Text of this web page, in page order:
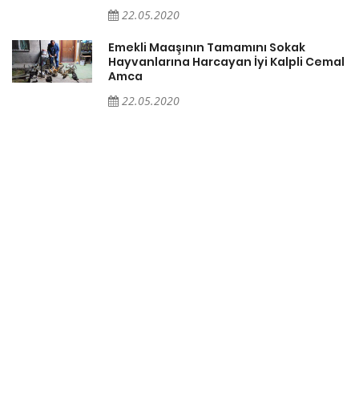
22.05.2020
Emekli Maaşının Tamamını Sokak
Hayvanlarına Harcayan İyi Kalpli Cemal
Amca
22.05.2020